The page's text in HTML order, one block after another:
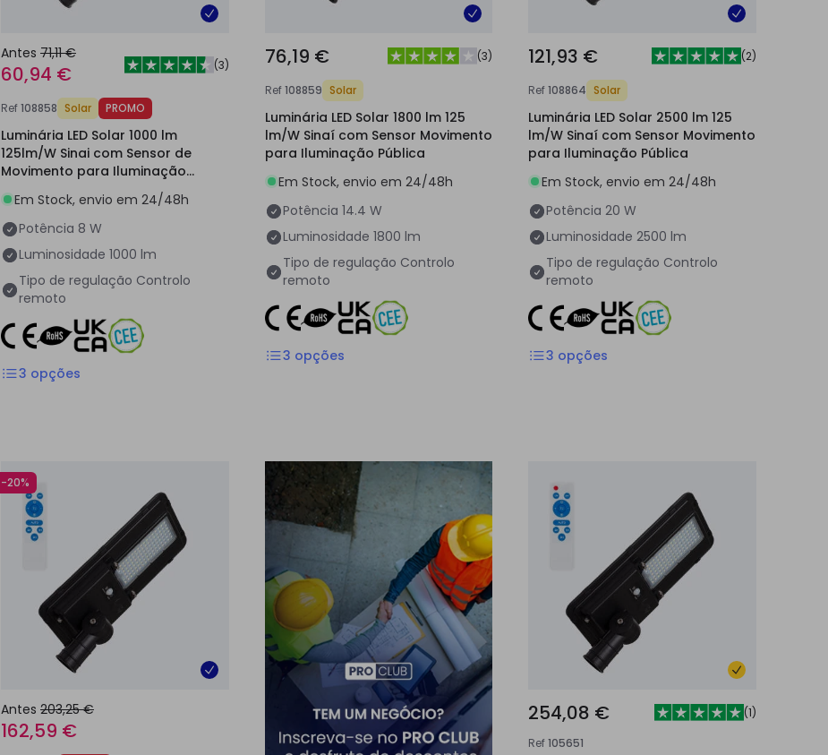
Antes 71,11 €
60,94 € (3)
Ref108858 Solar PROMO
Luminária LED Solar 1000 lm
125lm/W Sinai com Sensor de
Movimento para Iluminação
Pública
Em Stock, envio em 24/48h
Potência 8 W
Luminosidade 1000 lm
Tipo de regulação Controlo
remoto
3 opções
76,19 € (3)
Ref108859 Solar
Luminária LED Solar 1800 lm 125
lm/W Sinaí com Sensor Movimento
para Iluminação Pública
Em Stock, envio em 24/48h
Potência 14.4 W
Luminosidade 1800 lm
Tipo de regulação Controlo
remoto
3 opções
121,93 € (2)
Ref108864 Solar
Luminária LED Solar 2500 lm 125
lm/W Sinaí com Sensor Movimento
para Iluminação Pública
Em Stock, envio em 24/48h
Potência 20 W
Luminosidade 2500 lm
Tipo de regulação Controlo
remoto
3 opções
-20%
Antes 203,25 €
162,59 €
254,08 € (1)
Ref105651